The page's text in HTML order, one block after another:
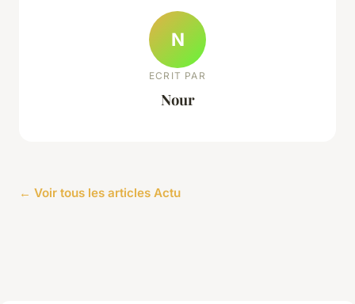
N
ECRIT PAR
Nour
← Voir tous les articles Actu